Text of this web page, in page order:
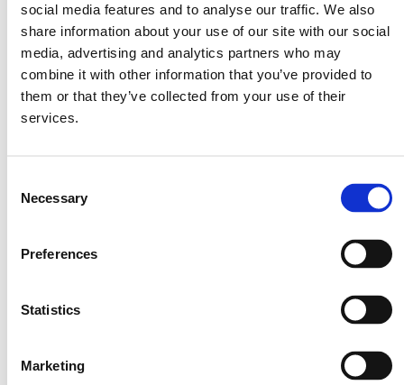
social media features and to analyse our traffic. We also
share information about your use of our site with our social
media, advertising and analytics partners who may
combine it with other information that you’ve provided to
them or that they’ve collected from your use of their
services.
Selection
Necessary
Preferences
Statistics
Marketing
1/2 φλυντζάνι αλεύρι
5 φλυντζάνια γάλα
½ φλιτζάνι λευκό ξηρό κρασί
11/2 κουταλάκι σκόνη μουστάρδας
2 κουταλιές ψιλοκομμένα φρέσκα κρεμμυδάκια
Κατεβάζετε από τη φωτιά και προσθέτετε το γάλα και το κρασί
και ανακατεύετε καλά. Ξαναβάζετε στη φωτιά για να βράσει
Οταν αρχίσει να δένει κατεβάζετε και πάλιν από τη φωτιά και
και το μπέϊκον.
Εν τω μεταξύ, βράζετε τις πέννες σε άφθονο αλατόνερο και